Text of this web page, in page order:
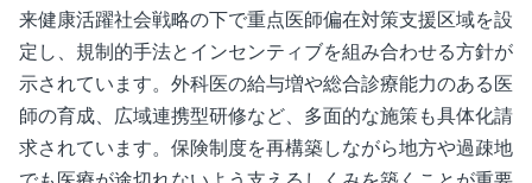
来健康活躍社会戦略の下で重点医師偏在対策支援区域を設
定し、規制的手法とインセンティブを組み合わせる方針が
示されています。外科医の給与増や総合診療能力のある医
師の育成、広域連携型研修など、多面的な施策も具体化請
求されています。保険制度を再構築しながら地方や過疎地